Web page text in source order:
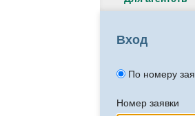
Вход
По номеру
Номер заявки